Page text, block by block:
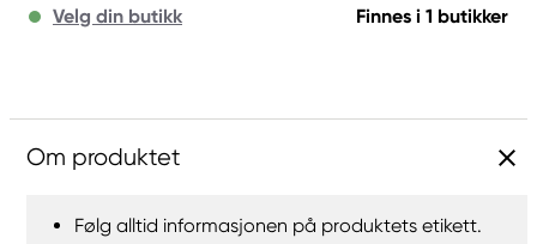
Velg din butikk Finnes i 1 butikker
Om produktet
Følg alltid informasjonen på produktets etikett.